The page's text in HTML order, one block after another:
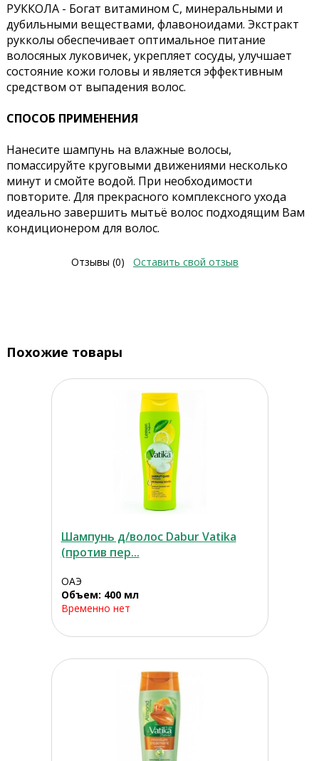
РУККОЛА - Богат витамином С, минеральными и
дубильными веществами, флавоноидами. Экстракт
рукколы обеспечивает оптимальное питание
волосяных луковичек, укрепляет сосуды, улучшает
состояние кожи головы и является эффективным
средством от выпадения волос.
СПОСОБ ПРИМЕНЕНИЯ
Нанесите шампунь на влажные волосы,
помассируйте круговыми движениями несколько
минут и смойте водой. При необходимости
повторите. Для прекрасного комплексного ухода
идеально завершить мытьё волос подходящим Вам
кондиционером для волос.
Отзывы (0) Оставить свой отзыв
Похожие товары
Шампунь д/волос Dabur Vatika
(против пер...
ОАЭ
Объем: 400 мл
Временно нет